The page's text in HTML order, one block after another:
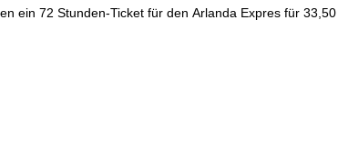
ein 72 Stunden-Ticket für den Arlanda Expres für